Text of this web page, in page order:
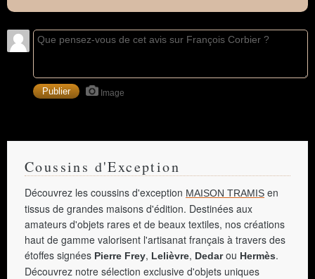
Image
Coussins d'Exception
Découvrez les coussins d'exception MAISON TRAMIS en
tissus de grandes maisons d'édition. Destinées aux
amateurs d'objets rares et de beaux textiles, nos créations
haut de gamme valorisent l'artisanat français à travers des
étoffes signées Pierre Frey, Lelièvre, Dedarou Hermès.
Découvrez notre sélection exclusive d'objets uniques